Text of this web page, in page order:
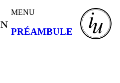
MENU
PRÉAMBULE